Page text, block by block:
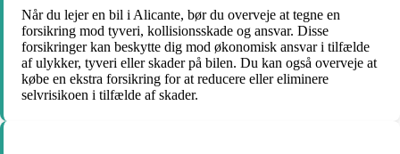
Når du lejer en bil i Alicante, bør du overveje at tegne en
forsikring mod tyveri, kollisionsskade og ansvar. Disse
forsikringer kan beskytte dig mod økonomisk ansvar i tilfælde
af ulykker, tyveri eller skader på bilen. Du kan også overveje at
købe en ekstra forsikring for at reducere eller eliminere
selvrisikoen i tilfælde af skader.